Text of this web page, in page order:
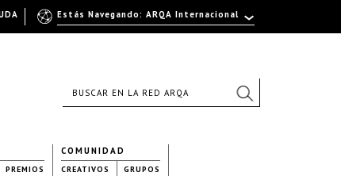
PREMIOS
COMUNIDAD
CREATIVOS GRUPOS
Estás Navegando: ARQA Internacional